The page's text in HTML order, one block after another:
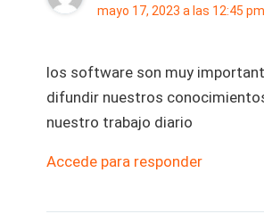
mayo 17, 2023 a las 12:45 pm
los software son muy
difundir nuestros
nuestro trabajo diario
Accede para responder